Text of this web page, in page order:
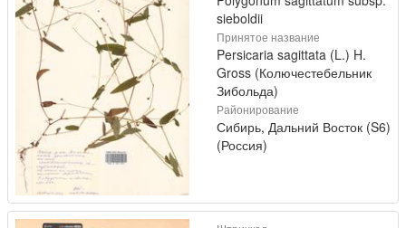
sieboldii
Принятое название
Persicaria sagittata (L.) H.
Gross (Колючестебельник
Зибольда)
Районирование
Сибирь, Дальний Восток (S6)
(Россия)